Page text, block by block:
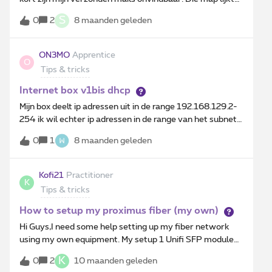
verdwenen. Ik heb wel nog een map 'verzonden' mails
maar daar komen ze niet in... Iemand een idee?De
verzonden mails vanuit mijn andere mailadressen zie ik
wel nog...
0 2 S 8 maanden geleden
O
ON3MO Apprentice
Tips & tricks
Internet box v1bis dhcp
Mijn box deelt ip adressen uit in de range 192.168.129.2-
254 ik wil echter ip adressen in de range van het subnet
192.168.1.2-254 hoe stel ik dit in ?
0
1 8 maanden geleden
K
Kofi21 Practitioner
Tips & tricks
How to setup my proximus fiber (my own)
Hi Guys,I need some help setting up my fiber network
using my own equipment. My setup 1 Unifi SFP module
Fiber Instant or a Wave-Fiber-ONU, and a SC APC to
APC Patch Cable (see pictures). I connected one end of
0 2 K 10 maanden geleden